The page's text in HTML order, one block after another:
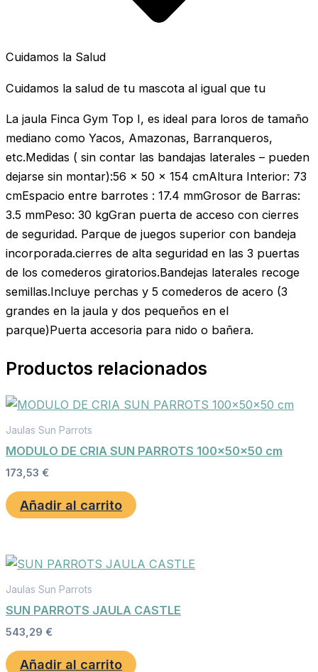
Cuidamos la Salud
Cuidamos la salud de tu mascota al igual que tu
La jaula Finca Gym Top I, es ideal para loros de tamaño
mediano como Yacos, Amazonas, Barranqueros,
etc.Medidas ( sin contar las bandajas laterales – pueden
dejarse sin montar):56 x 50 x 154 cmAltura Interior: 73
cmEspacio entre barrotes : 17.4 mmGrosor de Barras:
3.5 mmPeso: 30 kgGran puerta de acceso con cierres
de seguridad. Parque de juegos superior con bandeja
incorporada.cierres de alta seguridad en las 3 puertas
de los comederos giratorios.Bandejas laterales recoge
semillas.Incluye perchas y 5 comederos de acero (3
grandes en la jaula y dos pequeños en el
parque)Puerta accesoria para nido o bañera.
Productos relacionados
Jaulas Sun Parrots
MODULO DE CRIA SUN PARROTS 100x50x50 cm
173,53 €
Añadir al carrito
Jaulas Sun Parrots
SUN PARROTS JAULA CASTLE
543,29 €
Añadir al carrito